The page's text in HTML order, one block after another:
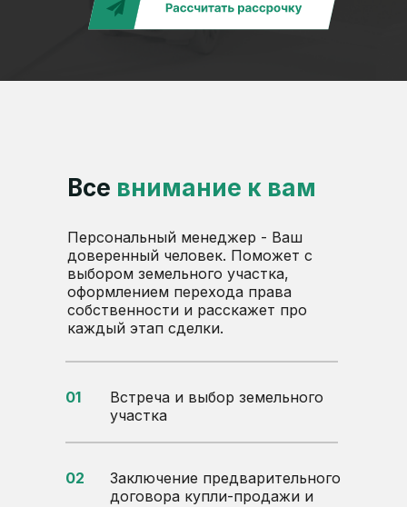
Все внимание к вам
Персональный менеджер - Ваш
доверенный человек. Поможет с
выбором земельного участка,
оформлением перехода права
собственности и расскажет про
каждый этап сделки.
Заключение предварительного
договора купли-продажи и
02
Встреча и выбор земельного
участка
01